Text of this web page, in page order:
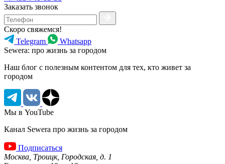
Заказать звонок
Скоро свяжемся!
Telegram
Whatsapp
Sewera: про жизнь за городом
Наш блог c полезным контентом для тех, кто живет за
городом
Мы в YouTube
Канал Sewera про жизнь за городом
Подписаться
Москва, Троицк, Городская, д. 1